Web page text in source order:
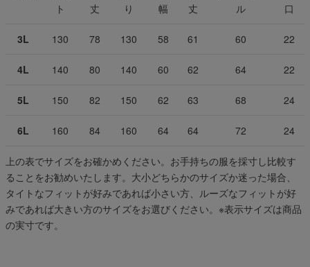
ト
丈
り
幅
丈
ル
口
3L 130 78 130 58 61 60 22
4L 140 80 140 60 62 64 22
5L 150 82 150 62 63 68 24
6L 160 84 160 64 64 72 24
上の表でサイズをお確かめください。お手持ちの服を採寸し比較す
ることをお勧めいたします。大小どちらかのサイズか迷った場合、
タイトなフィットが好みであれば小さい方、ルーズなフィットが好
みであれば大きい方のサイズをお選びください。 ※表示サイズは商品
の実寸です。